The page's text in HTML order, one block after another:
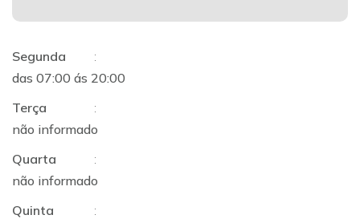
Segunda
:
das 07:00 ás 20:00
Terça
:
não informado
Quarta
:
não informado
Quinta
: